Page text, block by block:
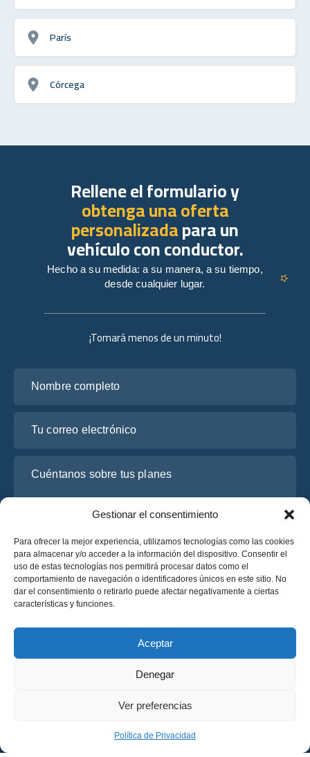
Gestionar el consentimiento
Para ofrecer la mejor experiencia, utilizamos tecnologías como las cookies
para almacenar y/o acceder a la información del dispositivo. Consentir el
uso de estas tecnologías nos permitirá procesar datos como el
comportamiento de navegación o identificadores únicos en este sitio. No
dar el consentimiento o retirarlo puede afectar negativamente a ciertas
características y funciones.
Aceptar
Denegar
Ver preferencias
Política de Privacidad
París
Córcega
Política de Privacidad
Términos y Condiciones
¡Tomará menos de un minuto!
He leído y acepto la
Solicite un presupuesto
Solicite un presupuesto
Rellene el formulario y
obtenga una oferta
personalizadapara un
vehículo con conductor.
Hecho a su medida: a su manera, a su tiempo,
desde cualquier lugar.